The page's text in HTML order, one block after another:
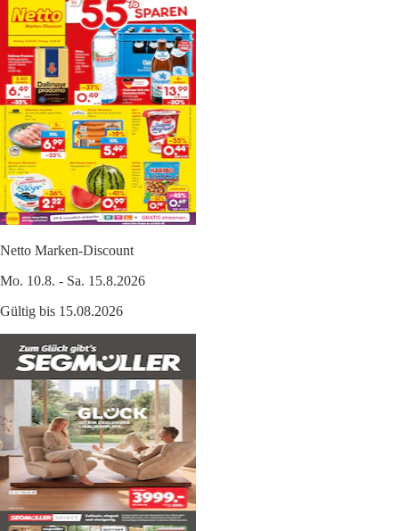
Netto Marken-Discount
Mo. 10.8. - Sa. 15.8.2026
Gültig bis 15.08.2026